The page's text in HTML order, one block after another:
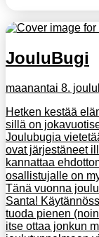
JouluBugi
maanantai 8.
Hetken kestää
sillä on
Joulubugia
ovat järjestäneet
kannattaa
osallistujalle on
Tänä vuonna
Santa!
tuoda pienen
itse ottaa jonkun